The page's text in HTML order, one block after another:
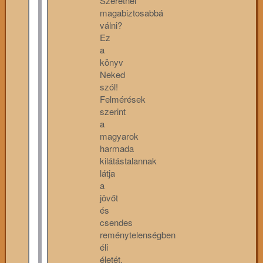
magabiztosabbá
válni?
Ez
a
könyv
Neked
szól!
Felmérések
szerint
a
magyarok
harmada
kilátástalannak
látja
a
jövőt
és
csendes
reménytelenségben
éli
életét.